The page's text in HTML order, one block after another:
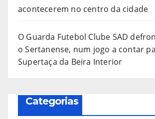
acontecerem no centro da cidade
O Guarda Futebol Clube SAD
o Sertanense, num jogo a contar
Supertaça da Beira Interior
Categorias